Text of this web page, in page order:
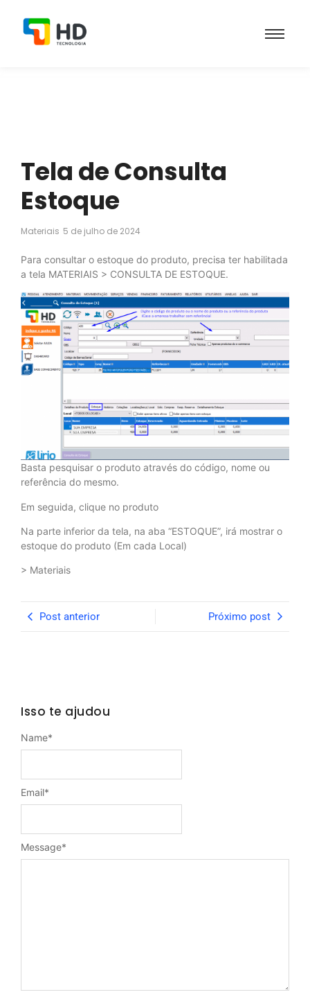
Tela de Consulta
Estoque
Materiais 5 de julho de 2024
Para consultar o estoque do produto, precisa ter habilitada
a tela MATERIAIS > CONSULTA DE ESTOQUE.
Basta pesquisar o produto através do código, nome ou
referência do mesmo.
Em seguida, clique no produto
Na parte inferior da tela, na aba “ESTOQUE”, irá mostrar o
estoque do produto (Em cada Local)
> Materiais
Post anterior Próximo post
Isso te ajudou
Message*
Name*
Email*